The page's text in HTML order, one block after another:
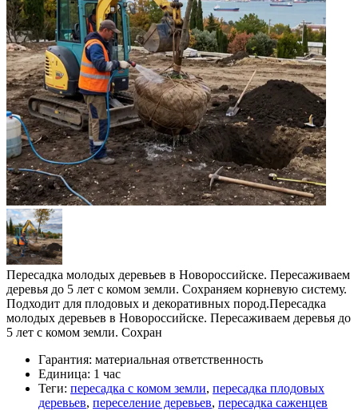
Пересадка молодых деревьев в Новороссийске. Пересаживаем
деревья до 5 лет с комом земли. Сохраняем корневую систему.
Подходит для плодовых и декоративных пород.Пересадка
молодых деревьев в Новороссийске. Пересаживаем деревья до
5 лет с комом земли. Сохран
Гарантия: материальная ответственность
Единица: 1 час
Теги: пересадка с комом земли, пересадка плодовых
деревьев, переселение деревьев, пересадка саженцев